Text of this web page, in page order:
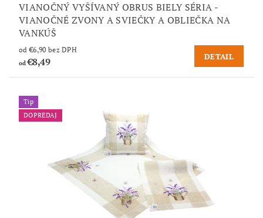
VIANOČNÝ VYŠÍVANÝ OBRUS BIELY SÉRIA -
VIANOČNÉ ZVONY A SVIEČKY A OBLIEČKA NA
VANKÚŠ
od €6,90 bez DPH
od€8,49 DETAIL
Tip
DOPREDAJ